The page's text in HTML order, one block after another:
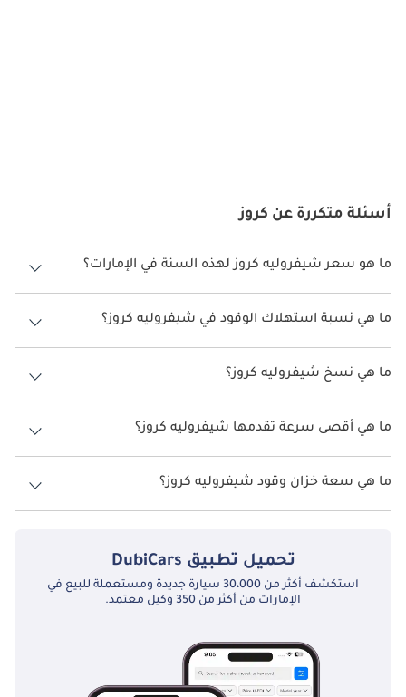
أسئلة متكررة عن كروز
ما هو سعر شيفروليه كروز لهذه السنة في الإمارات؟
شيفروليه كروز لهذه السنة في الإمارات هو TBD.
ما هي نسبة استهلاك الوقود في شيفروليه كروز؟
اقترحت الشركة المصنعة أن تكون نسبة توفير استهلاك الوقود لسيارة
شيفروليه كروز هو TBD.
ما هي نسخ شيفروليه كروز؟
نسخ شيفروليه كروز هي .
ما هي أقصى سرعة تقدمها شيفروليه كروز؟
السرعة القصوى شيفروليه كروز هي TBD.
ما هي سعة خزان وقود شيفروليه كروز؟
تبلغ سعة خزان الوقود في شيفروليه كروز TBD.
تحميل تطبيق DubiCars
استكشف أكثر من 30،000 سيارة جديدة ومستعملة للبيع في
الإمارات من أكثر من 350 وكيل معتمد.